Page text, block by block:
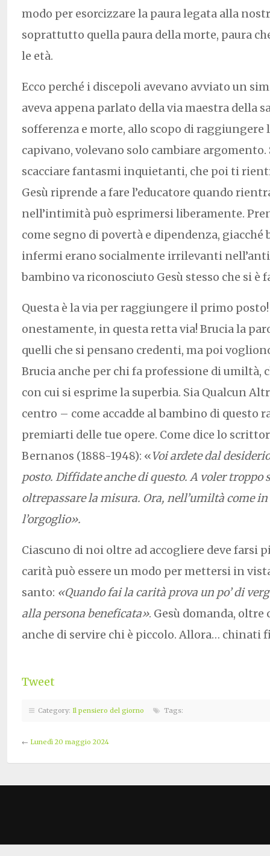
modo per esorcizzare la paura legata alla
soprattutto quella paura della morte, paura
le età.
Ecco perché i discepoli avevano avviato un
aveva appena parlato della via maestra della
sofferenza e morte, allo scopo di raggiungere
capivano, volevano solo cambiare
scacciare fantasmi inquietanti, che poi ti
Gesù riprende a fare l’educatore quando
nell’intimità può esprimersi liberamente.
come segno di povertà e dipendenza, giacché
infermi erano socialmente irrilevanti
bambino va riconosciuto Gesù stesso che si è
Questa è la via per raggiungere il primo
onestamente, in questa retta via! Brucia la
quelli che si pensano credenti, ma poi
Brucia anche per chi fa professione di umiltà,
con cui si esprime la superbia. Sia Qualcun
centro – come accadde al bambino di questo
premiarti delle tue opere. Come dice lo
Bernanos (1888-1948): «Voi ardete dal
posto. Diffidate anche di questo. A voler troppo
oltrepassare la misura. Ora, nell’umiltà come in
l’orgoglio».
Ciascuno di noi oltre ad accogliere deve farsi
carità può essere un modo per mettersi in
santo: «Quando fai la carità prova un po’ di
alla persona beneficata». Gesù domanda, oltre
anche di servire chi è piccolo. Allora… chinati
Tweet
Category: Il pensiero del giorno Tags:
← Lunedì 20 maggio 2024